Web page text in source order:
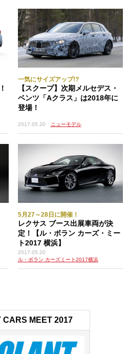
一気にサイズアップ!?
【スクープ】次期メルセデス・
ベンツ「Aクラス」は2018年に
登場！
2017.05.20 ニューモデル
5月27～28日に開催！
レクサス ブース出展車両が決
定！【ル・ボラン カーズ・ミー
ト2017 横浜】
2017.05.20
ル・ボラン カーズミート2017横浜
CARS MEET 2017